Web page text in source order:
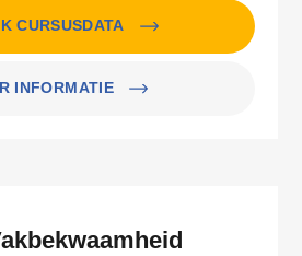
CURSUSDATA
INFORMATIE